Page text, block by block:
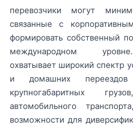
перевозчики могут
связанные с
формировать собственный
международном
охватывает широкий спектр
и домашних
крупногабаритных
автомобильного
возможности для